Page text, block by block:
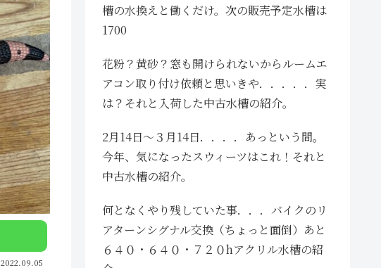
2022.09.05
槽の水換えと働くだけ。次の販売予定水槽は
1700
花粉？黄砂？窓も開けられないからルームエ
アコン取り付け依頼と思いきや．．．．．実
は？それと入荷した中古水槽の紹介。
2月14日〜３月14日．．．．あっという間。
今年、気になったスウィーツはこれ！それと
中古水槽の紹介。
何となくやり残していた事．．．バイクのリ
アターンシグナル交換（ちょっと面倒）あと
６４０・６４０・７２０hアクリル水槽の紹